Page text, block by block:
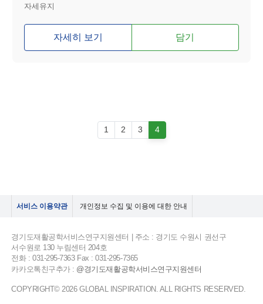
자세유지
자세히 보기 담기
1 2 3 4
서비스 이용약관 개인정보 수집 및 이용에 대한 안내
경기도재활공학서비스연구지원센터 | 주소 : 경기도 수원시 권선구
서수원로 130 누림센터 204호
전화 : 031-295-7363 Fax : 031-295-7365
카카오톡친구추가 : @경기도재활공학서비스연구지원센터
COPYRIGHT© 2026 GLOBAL INSPIRATION. ALL RIGHTS RESERVED.